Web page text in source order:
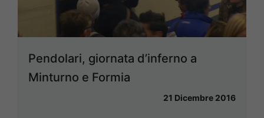
Pendolari, giornata d’inferno a
Minturno e Formia
21 Dicembre 2016